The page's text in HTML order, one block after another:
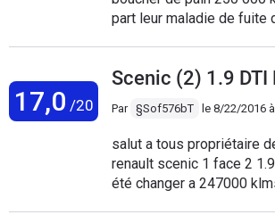
part leur maladie de fuite
tres sobre mieux que les
crediblle en conssomation
jamais vue a part les
les joind distri et
travail a faire dessus
17,0 /20
Scenic (2) 1.9 DTI
Par §Sof576bT le 8/22/2016
salut a tous propriétaire
renault scenic 1 face 2
été changer a 247000